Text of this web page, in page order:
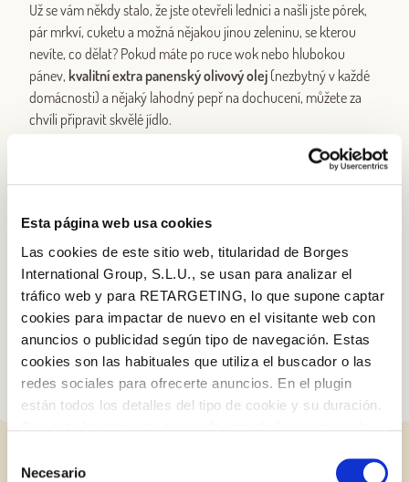
Esta página web usa cookies
Las cookies de este sitio web, titularidad de Borges
International Group, S.L.U., se usan para analizar el
tráfico web y para RETARGETING, lo que supone captar
cookies para impactar de nuevo en el visitante web con
anuncios o publicidad según tipo de navegación. Estas
cookies son las habituales que utiliza el buscador o las
redes sociales para ofrecerte anuncios. En el plugin
están todos los detalles del tipo de cookie y su duración.
la web aparece cómo evitar las cookies en el navegador.
Necesario
Už se vám někdy stalo, že jste otevřeli lednici a našli jste pórek,
pár mrkví, cuketu a možná nějakou jinou zeleninu, se kterou
nevíte, co dělat? Pokud máte po ruce wok nebo hlubokou
pánev, kvalitní extra panenský olivový olej (nezbytný v každé
domácnosti) a nějaký lahodný pepř na dochucení, můžete za
chvíli připravit skvělé jídlo.
extra panenského olivového oleje
abalzámového octa(vyšlehaným tak, aby vznikla jemná
Výborné a rychlé!
Máte rádi zeleninu? Vyzkoušejte tento recept na dokonalou
grilovanou zeleninu!